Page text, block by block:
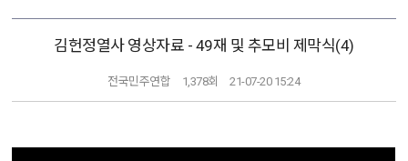
김헌정열사 영상자료 - 49재 및 추모비 제막식(4)
전국민주연합 1,378회 21-07-20 15:24